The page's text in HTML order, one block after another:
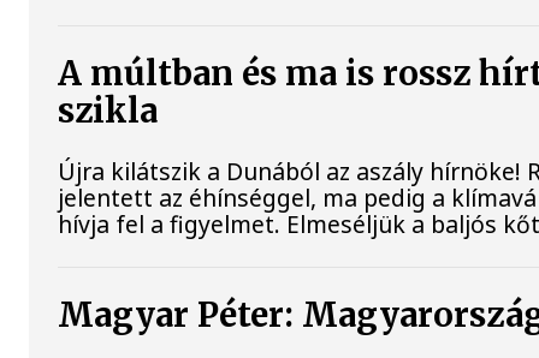
A múltban és ma is rossz
szikla
Újra kilátszik a Dunából az aszály hírnöke!
jelentett az éhínséggel, ma pedig a
hívja fel a figyelmet. Elmeséljük a baljós
Magyar Péter: